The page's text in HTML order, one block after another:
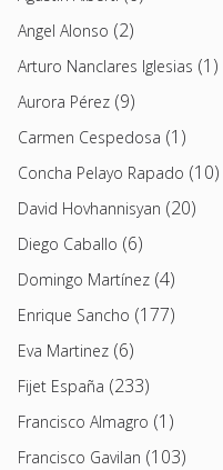
Angel Alonso (2)
Arturo Nanclares Iglesias (1)
Aurora Pérez (9)
Carmen Cespedosa (1)
Concha Pelayo Rapado (10)
David Hovhannisyan (20)
Diego Caballo (6)
Domingo Martínez (4)
Enrique Sancho (177)
Eva Martinez (6)
Fijet España (233)
Francisco Almagro (1)
Francisco Gavilan (103)